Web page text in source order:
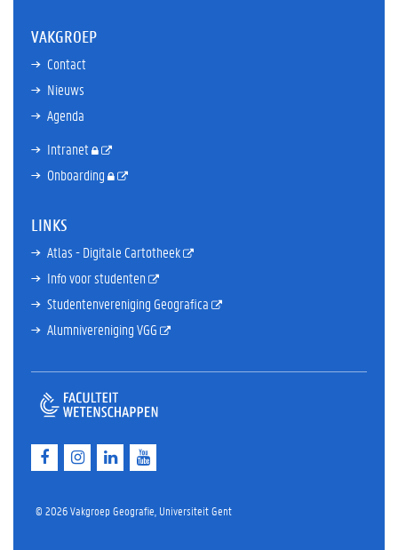
VAKGROEP
Contact
Nieuws
Agenda
Intranet
Onboarding
LINKS
Atlas - Digitale Cartotheek
Info voor studenten
Studentenvereniging Geografica
Alumnivereniging VGG
b
a
e
u
© 2026 Vakgroep Geografie, Universiteit Gent